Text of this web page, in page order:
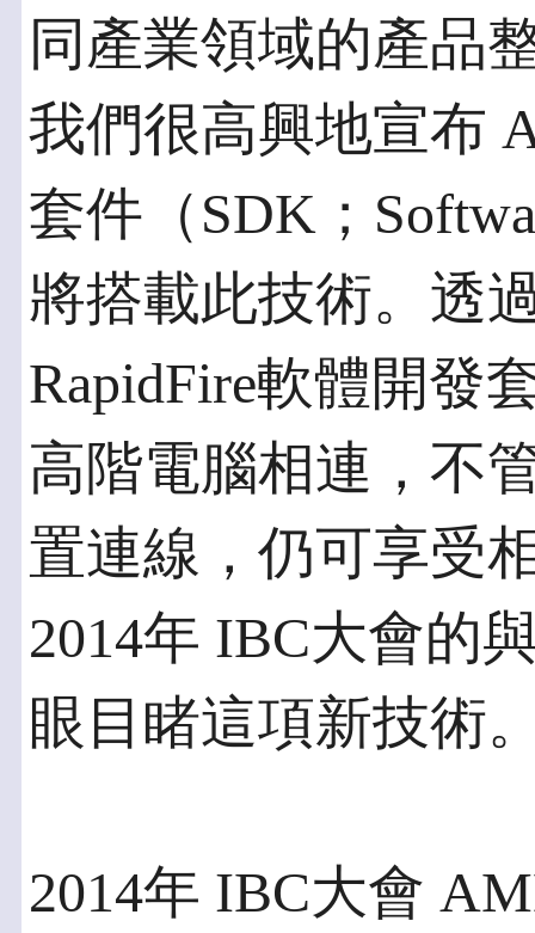
同產業領域的產品
我們很高興地宣布
套件（SDK；
將搭載此技術。透
RapidFire軟體開發
高階電腦相連，不
置連線，仍可享受
2014年 IBC大會的
眼目睹這項新技術
2014年 IBC大會